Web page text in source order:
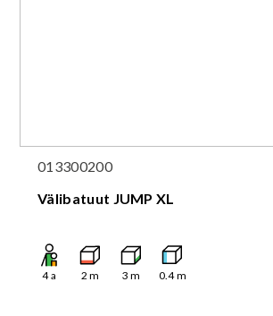
013300200
Välibatuut JUMP XL
4a 2 m 3 m 0.4m